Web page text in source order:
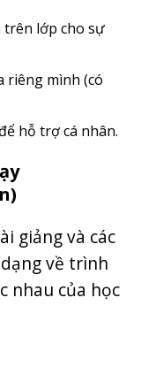
trên lớp cho sự
riêng mình (có
hỗ trợ cá nhân.
giảng và các
về trình
nhau của học